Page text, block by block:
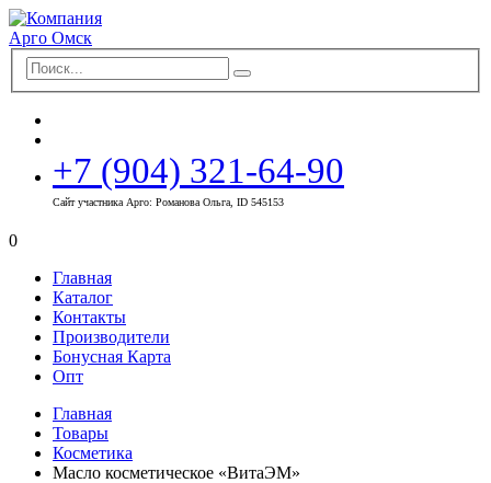
+7 (904) 321-64-90
Сайт участника Арго: Романова Ольга, ID 545153
0
Главная
Каталог
Контакты
Производители
Бонусная Карта
Опт
Главная
Товары
Косметика
Масло косметическое «ВитаЭМ»